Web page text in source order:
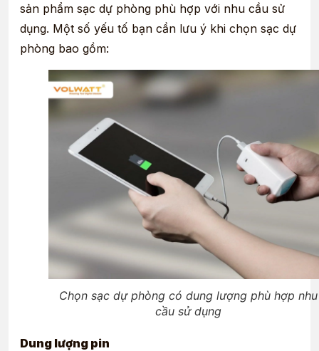
sản phẩm sạc dự phòng phù hợp với nhu cầu sử
dụng. Một số yếu tố bạn cần lưu ý khi chọn sạc dự
phòng bao gồm:
Chọn sạc dự phòng có dung lượng phù hợp nhu
cầu sử dụng
Dung lượng pin